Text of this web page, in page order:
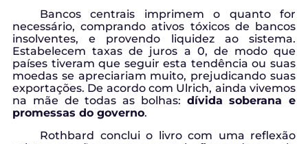
Bancos centrais imprimem o quanto for
necessário, comprando ativos tóxicos de bancos
insolventes, e provendo liquidez ao sistema.
Estabelecem taxas de juros a 0, de modo que
países tiveram que seguir esta tendência ou suas
moedas se apreciariam muito, prejudicando suas
exportações. De acordo com Ulrich, ainda vivemos
na mãe de todas as bolhas: dívida soberana e
promessas do governo.
Rothbard conclui o livro com uma reflexão